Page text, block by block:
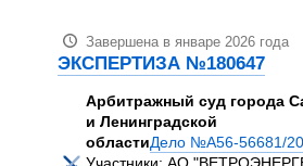
Завершена в январе 2026 года
ЭКСПЕРТИЗА №180647
Арбитражный суд города
и Ленинградской
областиДело №А56-56681/